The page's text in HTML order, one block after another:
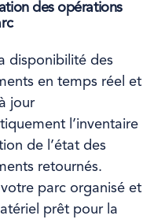
des opérations
disponibilité des
en temps réel et
jour
l’inventaire
de l’état des
retournés.
parc organisé et
prêt pour la